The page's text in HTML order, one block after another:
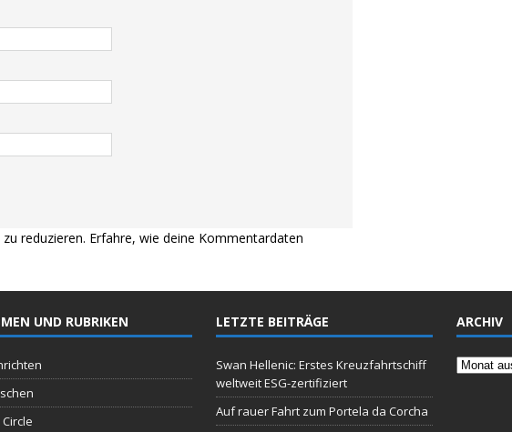
reduzieren. Erfahre, wie deine Kommentardaten
UND RUBRIKEN LETZTE BEITRÄGE
Swan Hellenic: Erstes Kreuzfahrtschiff
weltweit ESG-zertifiziert
Auf rauer Fahrt zum Portela da Corcha
ARCHIV
Archiv